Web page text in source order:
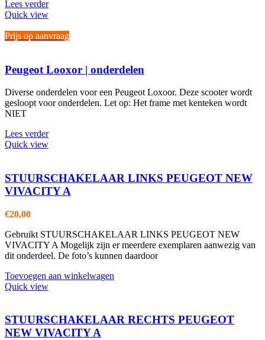
Lees verder
Quick view
Prijs op aanvraag
Peugeot Looxor | onderdelen
Diverse onderdelen voor een Peugeot Loxoor. Deze scooter wordt
gesloopt voor onderdelen. Let op: Het frame met kenteken wordt
NIET
Lees verder
Quick view
STUURSCHAKELAAR LINKS PEUGEOT NEW
VIVACITY A
€20,00
Gebruikt STUURSCHAKELAAR LINKS PEUGEOT NEW
VIVACITY A Mogelijk zijn er meerdere exemplaren aanwezig van
dit onderdeel. De foto’s kunnen daardoor
Toevoegen aan winkelwagen
Quick view
STUURSCHAKELAAR RECHTS PEUGEOT
NEW VIVACITY A